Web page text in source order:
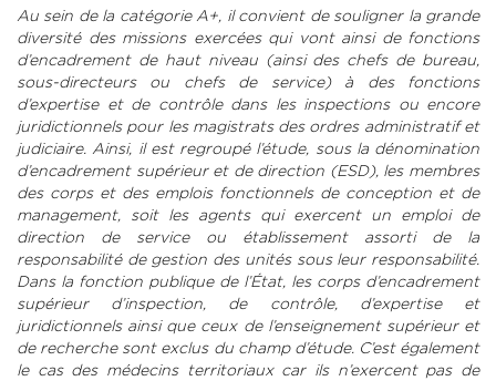
Au sein de la catégorie A+, il convient de souligner la grande
diversité des missions exercées qui vont ainsi de fonctions
d’encadrement de haut niveau (ainsi des chefs de bureau,
sous-directeurs ou chefs de service) à des fonctions
d’expertise et de contrôle dans les inspections ou encore
juridictionnels pour les magistrats des ordres administratif et
judiciaire. Ainsi, il est regroupé l’étude, sous la dénomination
d’encadrement supérieur et de direction (ESD), les membres
des corps et des emplois fonctionnels de conception et de
management, soit les agents qui exercent un emploi de
direction de service ou établissement assorti de la
responsabilité de gestion des unités sous leur responsabilité.
Dans la fonction publique de l’État, les corps d’encadrement
supérieur d’inspection, de contrôle, d’expertise et
juridictionnels ainsi que ceux de l’enseignement supérieur et
de recherche sont exclus du champ d’étude. C’est également
le cas des médecins territoriaux car ils n’exercent pas de